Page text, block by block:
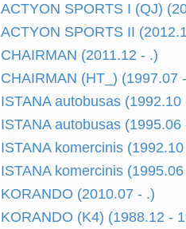
ACTYON SPORTS I (QJ)
ACTYON SPORTS II
CHAIRMAN (2011.12 - .)
CHAIRMAN (HT_) (1997.07
ISTANA autobusas (1992.10
ISTANA autobusas (1995.06
ISTANA komercinis
ISTANA komercinis
KORANDO (2010.07 - .)
KORANDO (K4) (1988.12 -